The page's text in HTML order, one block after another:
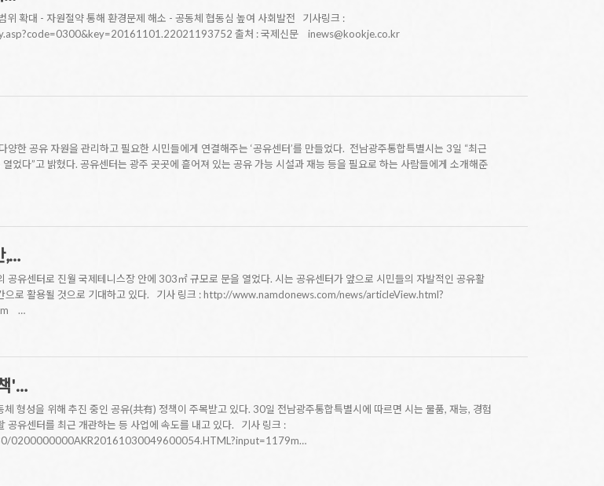
위 확대 - 자원절약 통해 환경문제 해소 - 공동체 협동심 높여 사회발전 기사링크 :
출처 : 국제신문 inews@kookje.co.kr
한 공유 자원을 관리하고 필요한 시민들에게 연결해주는 ‘공유센터’를 만들었다. 전남광주통합특별시는 3일 “최근
었다”고 밝혔다. 공유센터는 광주 곳곳에 흩어져 있는 공유 가능 시설과 재능 등을 필요로 하는 사람들에게 소개해준
,…
공유센터로 진월 국제테니스장 안에 303㎡ 규모로 문을 열었다. 시는 공유센터가 앞으로 시민들의 자발적인 공유활
으로 활용될 것으로 기대하고 있다. 기사 링크 : http://www.namdonews.com/news/articleView.html?
…
'…
형성을 위해 추진 중인 공유(共有) 정책이 주목받고 있다. 30일 전남광주통합특별시에 따르면 시는 물품, 재능, 경험
공유센터를 최근 개관하는 등 사업에 속도를 내고 있다. 기사 링크 :
0200000000AKR20161030049600054.HTML?input=1179m…